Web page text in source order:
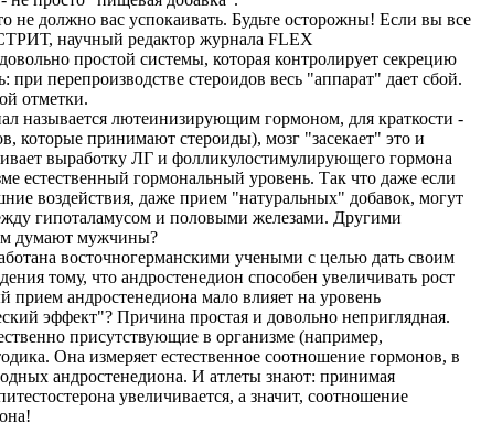
должно вас успокаивать. Будьте осторожны! Если вы все
научный редактор журнала FLEX
простой системы, которая контролирует секрецию
перепроизводстве стероидов весь "аппарат" дает сбой.
отметки.
называется лютеинизирующим гормоном, для краткости -
которые принимают стероиды), мозг "засекает" это и
выработку ЛГ и фолликулостимулирующего гормона
естественный гормональный уровень. Так что даже если
воздействия, даже прием "натуральных" добавок, могут
гипоталамусом и половыми железами. Другими
думают мужчины?
восточногерманскими учеными с целью дать своим
тому, что андростенедион способен увеличивать рост
андростенедиона мало влияет на уровень
эффект"? Причина простая и довольно неприглядная.
присутствующие в организме (например,
Она измеряет естественное соотношение гормонов, в
андростенедиона. И атлеты знают: принимая
увеличивается, а значит, соотношение